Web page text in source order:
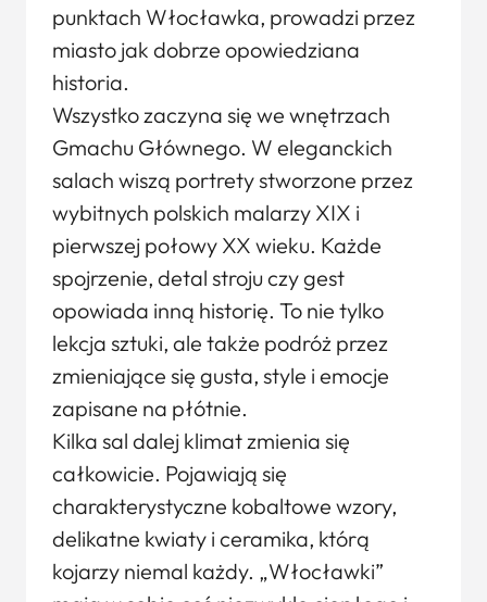
punktach Włocławka, prowadzi przez
miasto jak dobrze opowiedziana
historia.
Wszystko zaczyna się we wnętrzach
Gmachu Głównego. W eleganckich
salach wiszą portrety stworzone przez
wybitnych polskich malarzy XIX i
pierwszej połowy XX wieku. Każde
spojrzenie, detal stroju czy gest
opowiada inną historię. To nie tylko
lekcja sztuki, ale także podróż przez
zmieniające się gusta, style i emocje
zapisane na płótnie.
Kilka sal dalej klimat zmienia się
całkowicie. Pojawiają się
charakterystyczne kobaltowe wzory,
delikatne kwiaty i ceramika, którą
kojarzy niemal każdy. „Włocławki”